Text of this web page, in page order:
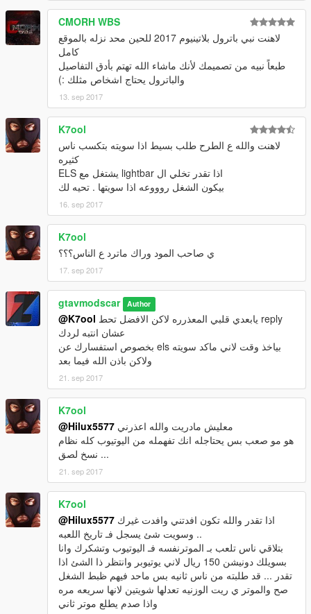
CMORH WBS
لاهنت نبي باترول بلاتينيوم 2017 للحين محد نزله بالموقع
كامل
طبعاً نبيه من تصميمك لأنك ماشاء الله تهتم بأدق التفاصيل
والباترول يحتاج اشخاص مثلك :)
13. sep 2017
K7ool
لاهنت والله ع الطرح طلب بسيط اذا سويته بتكسب ناس
كثيره
اذا تقدر تخلي ال lightbar يشتغل مع ELS
بيكون الشغل روووعه اذا سويتها . تحيه لك
16. sep 2017
K7ool
ي صاحب المود وراك ماترد ع الناس؟؟؟
17. sep 2017
gtavmodscar Author
@K7ool
عشان انتبه لردك
بخصوص استفسارك عن els بياخذ وقت لاني ماكد سويته
ولاكن باذن الله فيما بعد
21. sep 2017
K7ool
@Hilux5577 معليش مادريت والله اعذرني
هو مو صعب بس يحتاجله انك تفهمله من اليوتيوب كله نظام
نسخ لصق ...
21. sep 2017
K7ool
@Hilux5577
وسويت شئ يسجل فـ تاريخ اللعبه ..
بتلاقي ناس تلعب بـ الموترنفسه فـ اليوتيوب وتشكرك وانا
بسويلك دونيشن 150 ريال لاني يوتيوبر وانتظر ذا الشئ اذا
تقدر ... قد طلبته من ناس ثانيه بس ماحد فيهم ظبط الشغل
صح والموتر ي ريت الوزنيه تعدلها شويتين لانها سريعه مره
واذا صدم يطلع موتر ثاني